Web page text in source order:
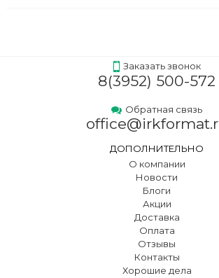
Заказать звонок
8(3952) 500-572
Обратная связь
ДОПОЛНИТЕЛЬНО
О компании
Новости
Блоги
Акции
Доставка
Оплата
Отзывы
Контакты
Хорошие дела